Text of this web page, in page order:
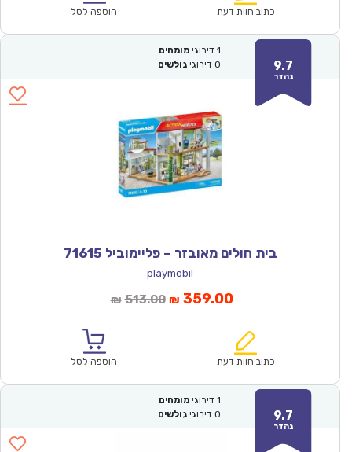
₪241.00.
כתוב חוות דעת הוספה לסל
9.7
נהדר
1 דירוגי מומחים
0 דירוגי גולשים
בית חולים מאובזר – פליימוביל 71615
playmobil
₪ 513.00המחיר
₪513.00.
₪ 359.00המחיר
הוא:
כתוב חוות דעת הוספה לסל
9.7
נהדר
1 דירוגי מומחים
0 דירוגי גולשים